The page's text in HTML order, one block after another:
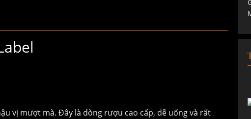
vị mượt mà. Đây là dòng rượu cao cấp, dễ uống và rất